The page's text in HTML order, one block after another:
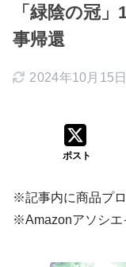
「緑陰の冠
事帰還
2024年10月15日
ポスト
※記事内に商品プ
※Amazonアソシエ